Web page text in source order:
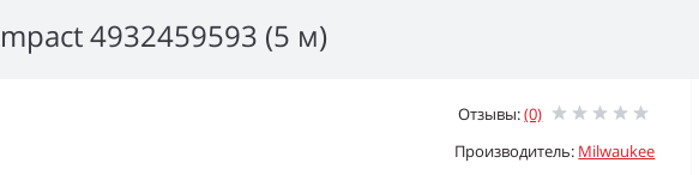
4932459593 (5 м)
Отзывы:(0)
Производитель: Milwaukee